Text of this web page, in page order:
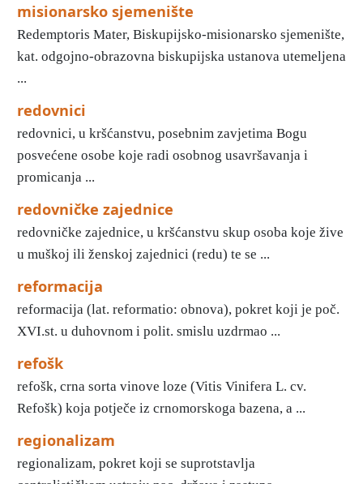
misionarsko sjemenište
Redemptoris Mater, Biskupijsko-misionarsko sjemenište,
kat. odgojno-obrazovna biskupijska ustanova utemeljena
...
redovnici
redovnici, u kršćanstvu, posebnim zavjetima Bogu
posvećene osobe koje radi osobnog usavršavanja i
promicanja ...
redovničke zajednice
redovničke zajednice, u kršćanstvu skup osoba koje žive
u muškoj ili ženskoj zajednici (redu) te se ...
reformacija
reformacija (lat. reformatio: obnova), pokret koji je poč.
XVI.st. u duhovnom i polit. smislu uzdrmao ...
refošk
refošk, crna sorta vinove loze (Vitis Vinifera L. cv.
Refošk) koja potječe iz crnomorskoga bazena, a ...
regionalizam
regionalizam, pokret koji se suprotstavlja